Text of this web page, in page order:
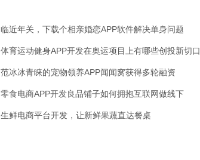
临近年关，下载个相亲婚恋APP软件解决单身问题
体育运动健身APP开发在奥运项目上有哪些创投新切口
范冰冰青睐的宠物领养APP闻闻窝获得多轮融资
零食电商APP开发良品铺子如何拥抱互联网做线下
生鲜电商平台开发，让新鲜果蔬直达餐桌